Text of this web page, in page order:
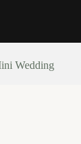
Wedding